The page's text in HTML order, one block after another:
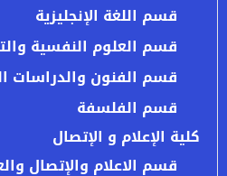
قسم اللغة الإنجليزية
قسم العلوم النفسية
قسم الفنون والدراسات
قسم الفلسفة
كلية الإعلام و الإتصال
قسم الاعلام والإتصال